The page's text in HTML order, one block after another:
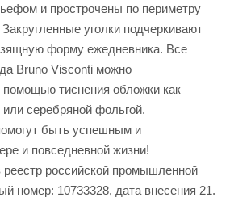
и прострочены по периметру
уголки подчеркивают
форму ежедневника. Все
Bruno Visconti можно
помощью тиснения обложки как
или серебряной фольгой.
быть успешным и
и повседневной жизни!
реестр российской промышленной
номер: 10733328, дата внесения 21.